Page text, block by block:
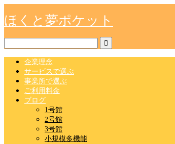
ほくと夢ポケット
企業理念
サービスで選ぶ
事業所で選ぶ
ご利用料金
ブログ
1号館
2号館
3号館
小規模多機能